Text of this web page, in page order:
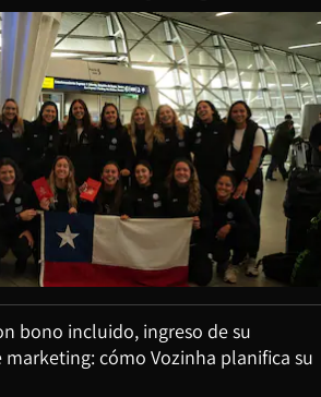
bono incluido, ingreso de su
cómo Vozinha planifica su